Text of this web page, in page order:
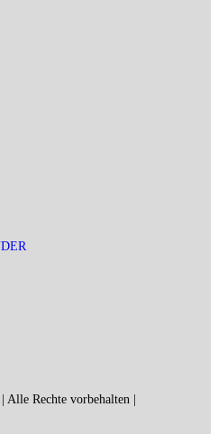
Rechte vorbehalten |